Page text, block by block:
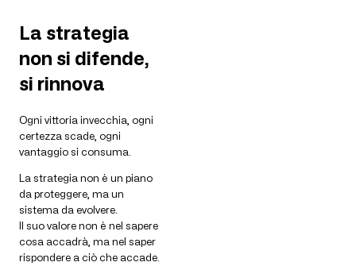
La strategia
non si difende,
si rinnova
Ogni vittoria invecchia, ogni
certezza scade, ogni
vantaggio si consuma.
La strategia non è un piano
da proteggere, ma un
sistema da evolvere.
Il suo valore non è nel sapere
cosa accadrà, ma nel saper
rispondere a ciò che accade.